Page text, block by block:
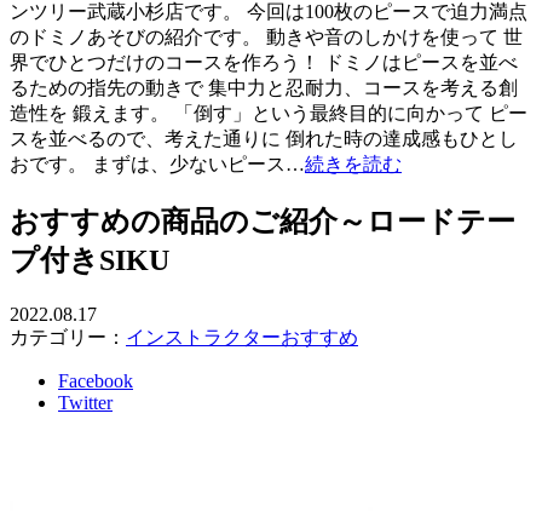
ンツリー武蔵小杉店です。 今回は100枚のピースで迫力満点
のドミノあそびの紹介です。 動きや音のしかけを使って 世
界でひとつだけのコースを作ろう！ ドミノはピースを並べ
るための指先の動きで 集中力と忍耐力、コースを考える創
造性を 鍛えます。 「倒す」という最終目的に向かって ピー
スを並べるので、考えた通りに 倒れた時の達成感もひとし
おです。 まずは、少ないピース…続きを読む
おすすめの商品のご紹介～ロードテー
プ付きSIKU
2022.08.17
カテゴリー： インストラクターおすすめ
Facebook
Twitter